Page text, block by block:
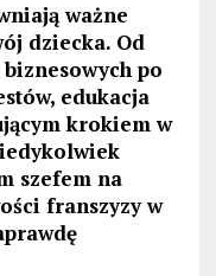
ważne
dziecka. Od
po
edukacja
krokiem w
szefem na
franszyzy w